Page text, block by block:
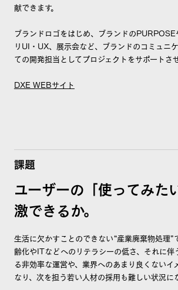
献できます。
ブランドロゴをはじめ、ブランドの
リUI・UX、展示会など、ブランドのコミュニ
ての開発担当としてプロジェクトをサポートさ
DXE WEBサイト
課題
ユーザーの「使ってみた
激できるか。
生活に欠かすことのできない“産業廃棄物処理”
齢化やITなどへのリテラシーの低さ、それに伴
る非効率な運営や、業界へのあまり良くないイ
なり、次を担う若い人材の採用も難しい状況に